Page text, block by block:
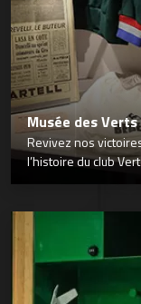
Musée des Verts
Revivez nos
l’histoire du club